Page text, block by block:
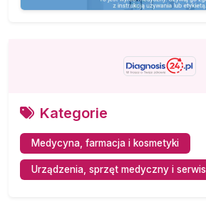
Kategorie
Medycyna, farmacja i kosmetyki
Urządzenia, sprzęt medyczny i serwis